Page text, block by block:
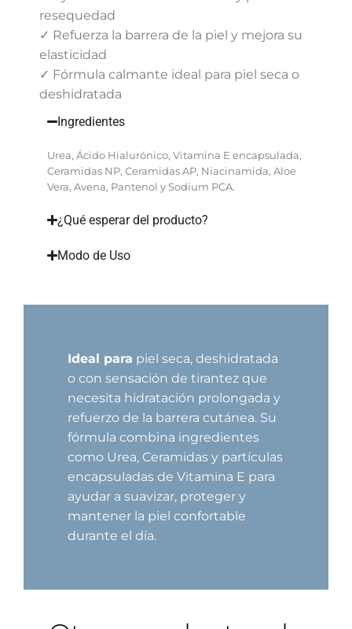
resequedad
✓ Refuerza la barrera de la piel y mejora su
elasticidad
✓ Fórmula calmante ideal para piel seca o
deshidratada
Ingredientes
Urea, Ácido Hialurónico, Vitamina E encapsulada,
Ceramidas NP, Ceramidas AP, Niacinamida, Aloe
Vera, Avena, Pantenol y Sodium PCA.
¿Qué esperar del producto?
Modo de Uso
Ideal para piel seca, deshidratada
o con sensación de tirantez que
necesita hidratación prolongada y
refuerzo de la barrera cutánea. Su
fórmula combina ingredientes
como Urea, Ceramidas y partículas
encapsuladas de Vitamina E para
ayudar a suavizar, proteger y
mantener la piel confortable
durante el día.